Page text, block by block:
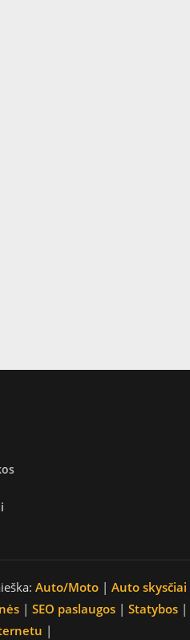
Auto/Moto | Auto skysčiai
| SEO paslaugos | Statybos |
|